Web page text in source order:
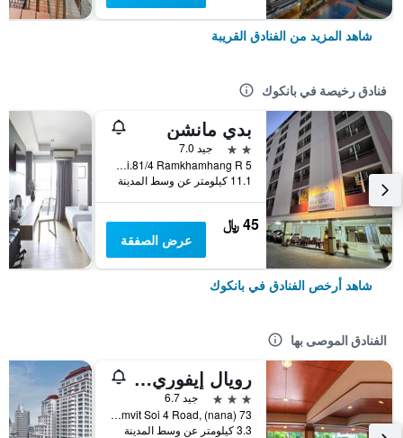
شاهد المزيد من الفنادق القريبة
فنادق رخيصة في بانكوك
بدي مانشن
2 نجمتين
جيد 7.0
5 Soi.81/4 Ramkhamhang R., بانكوك, تايلاند
11.1 كيلومتر عن وسط المدينة
45 ﷼
عرض الصفقة
شاهد أرخص الفنادق في بانكوك
الفنادق الموصى بها
رويال إيفوري سوكومفيت نانا
3 نجوم
جيد 6.7
73 Sukhumvit Soi 4 Road, (nana), بانكوك, تايلاند
3.3 كيلومتر عن وسط المدينة